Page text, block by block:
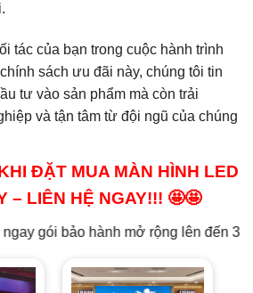
tác của bạn trong cuộc hành trình
sách ưu đãi này, chúng tôi tin
tư vào sản phẩm mà còn trải
và tận tâm từ đội ngũ của chúng
ĐẶT MUA MÀN HÌNH LED
– LIÊN HỆ NGAY!!! 🤩🤩
mở rộng lên đến 3 năm